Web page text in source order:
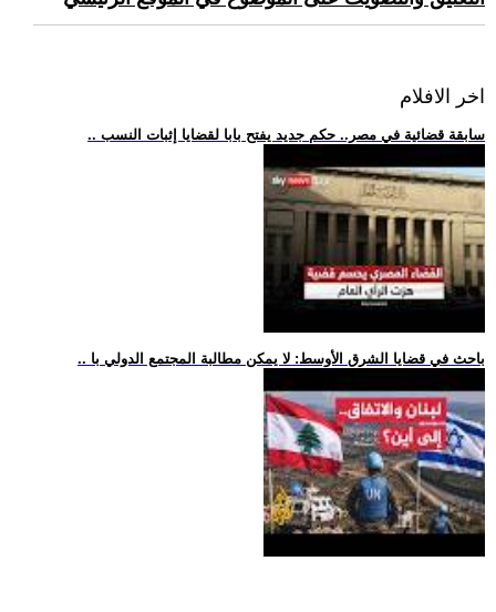
اخر الافلام
.. سابقة قضائية في مصر.. حكم جديد يفتح بابا لقضايا إثبات النسب
.. باحث في قضايا الشرق الأوسط: لا يمكن مطالبة المجتمع الدولي با